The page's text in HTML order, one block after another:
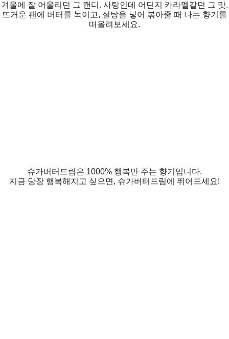
겨울에 잘 어울리던 그 캔디. 사탕인데 어딘지 카라멜같던 그 맛.
뜨거운 팬에 버터를 녹이고, 설탕을 넣어 볶아줄 때 나는 향기를
떠올려보세요.
슈가버터드림은 1000% 행복만 주는 향기입니다.
지금 당장 행복해지고 싶으면, 슈가버터드림에 뛰어드세요!